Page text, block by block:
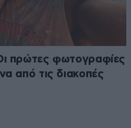
πρώτες φωτογραφίες
από τις διακοπές